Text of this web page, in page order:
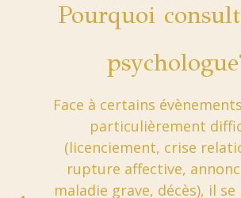
Pourquoi
Face à certains
particulièrement
(licenciement, crise
rupture affective,
maladie grave, décès), il